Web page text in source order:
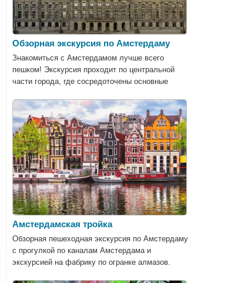
Обзорная экскурсия по Амстердаму
Знакомиться с Амстердамом лучше всего
пешком! Экскурсия проходит по центральной
части города, где сосредоточены основные
Амстердамская тройка
Обзорная пешеходная экскурсия по Амстердаму
с прогулкой по каналам Амстердама и
экскурсией на фабрику по огранке алмазов.